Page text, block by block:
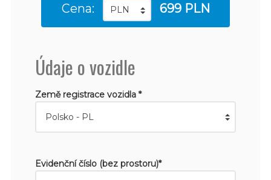
Cena: 699 PLN
Údaje o vozidle
Země registrace vozidla *
Evidenční číslo (bez prostoru)*